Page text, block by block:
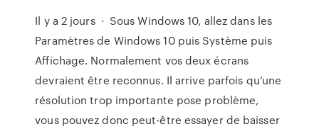
Il y a 2 jours · Sous Windows 10, allez dans les
Paramètres de Windows 10 puis Système puis
Affichage. Normalement vos deux écrans
devraient être reconnus. Il arrive parfois qu’une
résolution trop importante pose problème,
vous pouvez donc peut-être essayer de baisser